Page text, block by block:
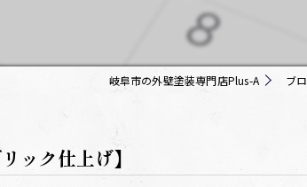
岐阜市の外壁塗装専門店Plus-A ブ
ック仕上げ】